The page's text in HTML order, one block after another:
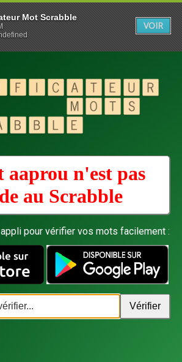
aaprou n'est pas
au Scrabble
pour vérifier vos mots facilement :
Mot Scrabble
VOIR